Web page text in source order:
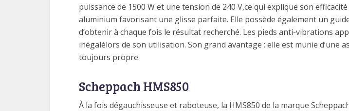
puissance de 1500 W et une tension de 240 V,ce qui explique son
aluminium favorisant une glisse parfaite. Elle possède également un
d’obtenir à chaque fois le résultat recherché. Les pieds anti-vibrations
inégalélors de son utilisation. Son grand avantage : elle est munie d’une
toujours propre.
Scheppach HMS850
À la fois dégauchisseuse et raboteuse, la HMS850 de la marque